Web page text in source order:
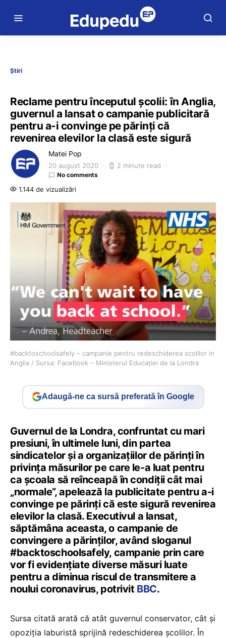
Știri
Reclame pentru începutul școlii: în Anglia,
guvernul a lansat o campanie publicitară
pentru a-i convinge pe părinți că
revenirea elevilor la clasă este sigură
Matei Pop
20 august 2020 2 minute read
No comments
1.144 de vizualizări
#backtoschoolsafely – campanie pentru redeschiderea scolilor in
Anglia / Sursa: Facebook – Ministerul Educației de la Londra
Adaugă-ne ca sursă preferată în Google
Guvernul de la Londra, confruntat cu mari
presiuni, în ultimele luni, din partea
sindicatelor și a organizațiilor de părinți în
privința măsurilor pe care le-a luat pentru
ca școala să reînceapă în condiții cât mai
„normale”, apelează la publicitate pentru a-i
convinge pe părinți că este sigură revenirea
elevilor la clasă. Executivul a lansat,
săptămâna aceasta, o campanie de
convingere a părinților, având sloganul
#backtoschoolsafely, campanie prin care
vor fi evidențiate diverse măsuri luate
pentru a diminua riscul de transmitere a
noului coronavirus, potrivit BBC.
Sursa citată arată că atât guvernul conservator, cât și
opoziția laburistă sprijină redeschiderea școlilor. În